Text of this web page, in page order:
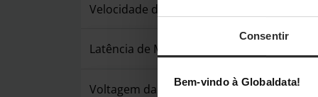
Consentir
Bem-vindo à Globaldata!
Velocidade de Memória (MHz)
Latência de Memória
Voltagem da Memória (V)